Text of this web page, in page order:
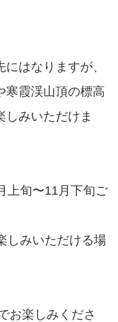
はなりますが、
寒霞渓山頂の標高
しみいただけま
上旬〜11月下旬ご
しみいただける場
お楽しみくださ